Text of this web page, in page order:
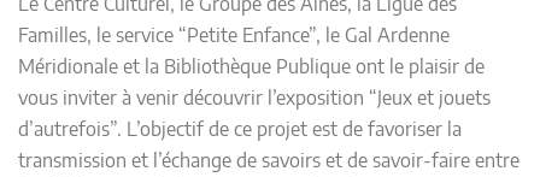
Familles, le service “Petite Enfance”, le Gal Ardenne
Méridionale et la Bibliothèque Publique ont le plaisir de
vous inviter à venir découvrir l’exposition “Jeux et jouets
d’autrefois”. L’objectif de ce projet est de favoriser la
transmission et l’échange de savoirs et de savoir-faire entre